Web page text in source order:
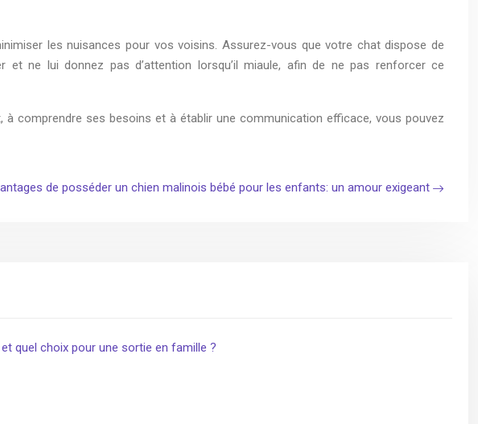
les nuisances pour vos voisins. Assurez-vous que votre chat dispose de
et ne lui donnez pas d’attention lorsqu’il miaule, afin de ne pas renforcer ce
à comprendre ses besoins et à établir une communication efficace, vous pouvez
de posséder un chien malinois bébé pour les enfants: un amour exigeant
quel choix pour une sortie en famille ?